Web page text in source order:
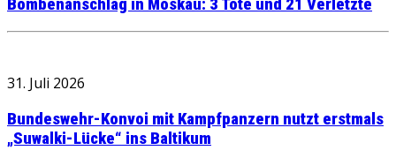
Bombenanschlag in Moskau: 3 Tote und 21 Verletzte
31. Juli 2026
Bundeswehr-Konvoi mit Kampfpanzern nutzt erstmals
„Suwalki-Lücke“ ins Baltikum